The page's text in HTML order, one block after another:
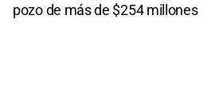
pozo de más de $254 millones